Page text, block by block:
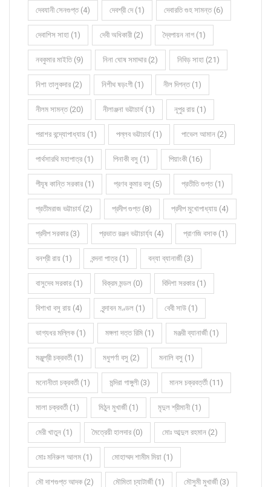
দেবযানী সেনগুপ্ত (4) দেবশ্রী দে (1) দেবারতি গুহ সামন্ত (6)
দেবাশিস সাহা (1) দেবী অধিকারী (2) দ্বৈপায়ন নাগ (1)
নবকুমার মাইতি (9) নিনা ঘোষ সমাদ্দার (2) নিবিড় সাহা (21)
নিশা তালুকদার (2) নিশীথ ষড়ংগী (1) নীল দিগন্ত (1)
নীলম সামন্ত (20) নীলাঞ্জনা ভট্টাচার্য (1) নূপুর রায় (1)
পরাশর বন্দ্যোপাধ্যায় (1) পল্লব ভট্টাচার্য (1) পাভেল আমান (2)
পার্থসারথি মহাপাত্র (1) পিনাকী বসু (1) পিয়াংকী (16)
পীযূষ কান্তি সরকার (1) প্রণব কুমার বসু (5) প্রতীতি গুপ্ত (1)
প্রতীমরাজ ভট্টাচার্য (2) প্রদীপ গুপ্ত (8) প্রদীপ মুখোপাধ্যায় (4)
প্রদীপ সরকার (3) প্রভাত রঞ্জন ভট্টাচার্য্য (4) প্রাণজি বসাক (1)
বনশ্রী রায় (1) বন্দনা পাত্র (1) বন্যা ব্যানার্জী (3)
বাসুদেব সরকার (1) বিক্রম মন্ডল (0) বিদিশা সরকার (1)
বিশাখা বসু রায় (4) বৃন্দাবন মণ্ডল (1) বেবী সাউ (1)
ভাগ্যধর মল্লিক (1) মঙ্গলা দত্ত রিমি (1) মঞ্জরী ব্যানার্জী (1)
মঞ্জুশ্রী চক্রবর্তী (1) মধুপর্ণা বসু (2) মনালি বসু (1)
মনোনীতা চক্রবর্তী (1) মন্দিরা গাঙ্গুলী (3) মানস চক্রবর্ত্তী (11)
মালা চক্রবর্তী (1) মিঠুন মুখার্জী (1) মৃদুল শ্রীমানী (1)
মেরী খাতুন (1) মৈত্রেয়ী হালদার (0) মোঃ আব্দুল রহমান (2)
মোঃ মনিরুল আলম (1) মোহাম্মদ শামীম মিয়া (1)
মৌ দাশগুপ্ত আদক (2) মৌমিতা চ্যাটার্জী (1) মৌসুমী মুখার্জী (3)